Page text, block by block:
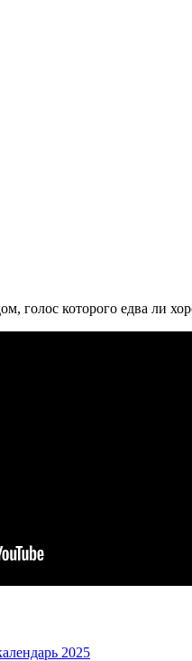
, голос которого едва ли
2025